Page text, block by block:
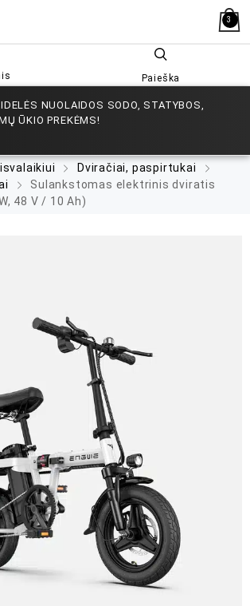
3
Paieška
NUOLAIDOS SODO, STATYBOS,
ŪKIO PREKĖMS!
Dviračiai, paspirtukai
Sulankstomas elektrinis dviratis
48 V / 10 Ah)